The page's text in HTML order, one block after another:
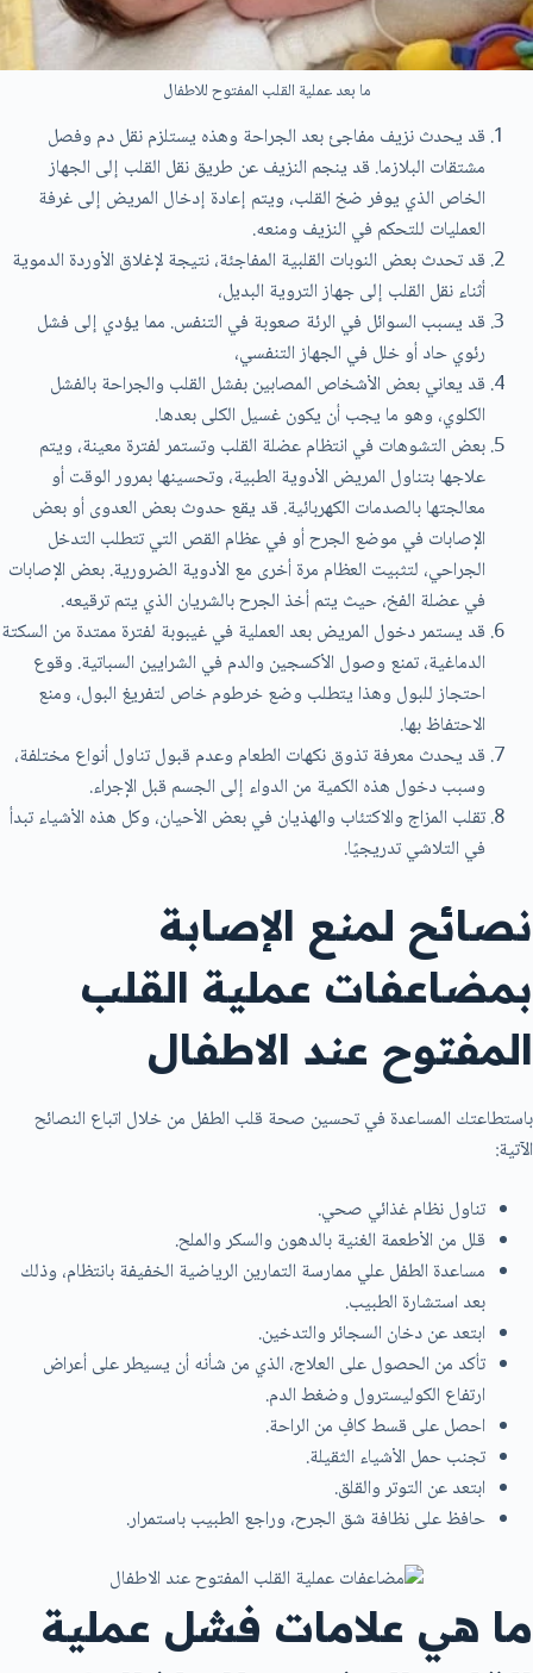
ما بعد عملية القلب المفتوح للاطفال
قد يحدث نزيف مفاجئ بعد الجراحة وهذه يستلزم نقل دم وفصل
مشتقات البلازما. قد ينجم النزيف عن طريق نقل القلب إلى الجهاز
الخاص الذي يوفر ضخ القلب، ويتم إعادة إدخال المريض إلى غرفة
العمليات للتحكم في النزيف ومنعه.
قد تحدث بعض النوبات القلبية المفاجئة، نتيجة لإغلاق الأوردة الدموية
أثناء نقل القلب إلى جهاز التروية البديل،
قد يسبب السوائل في الرئة صعوبة في التنفس. مما يؤدي إلى فشل
رئوي حاد أو خلل في الجهاز التنفسي،
قد يعاني بعض الأشخاص المصابين بفشل القلب والجراحة بالفشل
الكلوي، وهو ما يجب أن يكون غسيل الكلى بعدها.
بعض التشوهات في انتظام عضلة القلب وتستمر لفترة معينة، ويتم
علاجها بتناول المريض الأدوية الطبية، وتحسينها بمرور الوقت أو
معالجتها بالصدمات الكهربائية. قد يقع حدوث بعض العدوى أو بعض
الإصابات في موضع الجرح أو في عظام القص التي تتطلب التدخل
الجراحي، لتثبيت العظام مرة أخرى مع الأدوية الضرورية. بعض الإصابات
في عضلة الفخ، حيث يتم أخذ الجرح بالشريان الذي يتم ترقيعه.
قد يستمر دخول المريض بعد العملية في غيبوبة لفترة ممتدة من السكتة
الدماغية، تمنع وصول الأكسجين والدم في الشرايين السباتية. وقوع
احتجاز للبول وهذا يتطلب وضع خرطوم خاص لتفريغ البول، ومنع
الاحتفاظ بها.
قد يحدث معرفة تذوق نكهات الطعام وعدم قبول تناول أنواع مختلفة،
وسبب دخول هذه الكمية من الدواء إلى الجسم قبل الإجراء.
تقلب المزاج والاكتئاب والهذيان في بعض الأحيان، وكل هذه الأشياء تبدأ
في التلاشي تدريجيًا.
نصائح لمنع الإصابة
بمضاعفات عملية القلب
المفتوح عند الاطفال
باستطاعتك المساعدة في تحسين صحة قلب الطفل من خلال اتباع النصائح
الآتية:
تناول نظام غذائي صحي.
قلل من الأطعمة الغنية بالدهون والسكر والملح.
مساعدة الطفل علي ممارسة التمارين الرياضية الخفيفة بانتظام، وذلك
بعد استشارة الطبيب.
ابتعد عن دخان السجائر والتدخين.
تأكد من الحصول على العلاج، الذي من شأنه أن يسيطر على أعراض
ارتفاع الكوليسترول وضغط الدم.
احصل على قسط كافٍ من الراحة.
تجنب حمل الأشياء الثقيلة.
ابتعد عن التوتر والقلق.
حافظ على نظافة شق الجرح، وراجع الطبيب باستمرار.
ما هي علامات فشل عملية